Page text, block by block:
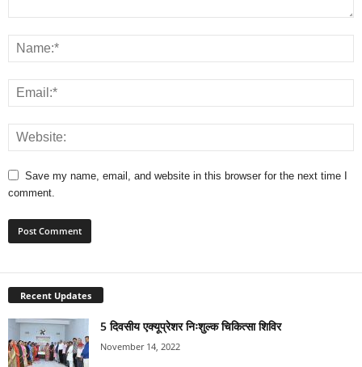
Save my name, email, and website in this browser for the next time I
comment.
Recent Updates
5 दिवसीय एक्यूप्रेशर निःशुल्क चिकित्सा शिविर
November 14, 2022